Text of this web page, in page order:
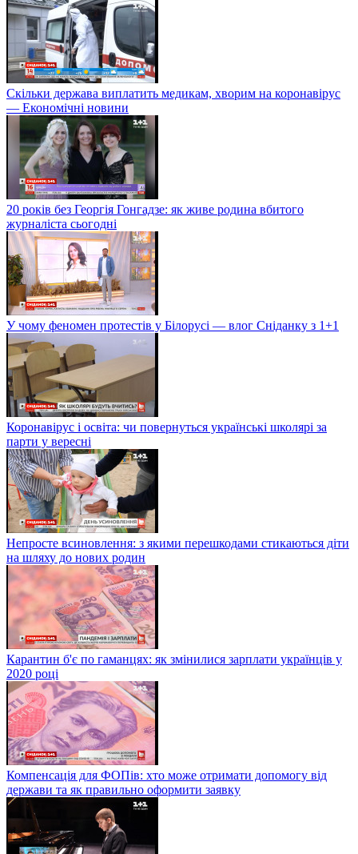
Скільки держава виплатить медикам, хворим на коронавірус
— Економічні новини
20 років без Георгія Гонгадзе: як живе родина вбитого
журналіста сьогодні
У чому феномен протестів у Білорусі — влог Сніданку з 1+1
Коронавірус і освіта: чи повернуться українські школярі за
парти у вересні
Непросте всиновлення: з якими перешкодами стикаються діти
на шляху до нових родин
Карантин б'є по гаманцях: як змінилися зарплати українців у
2020 році
Компенсація для ФОПів: хто може отримати допомогу від
держави та як правильно оформити заявку